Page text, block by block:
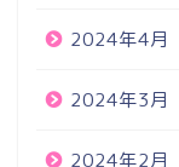
2024年4月
2024年3月
2024年2月